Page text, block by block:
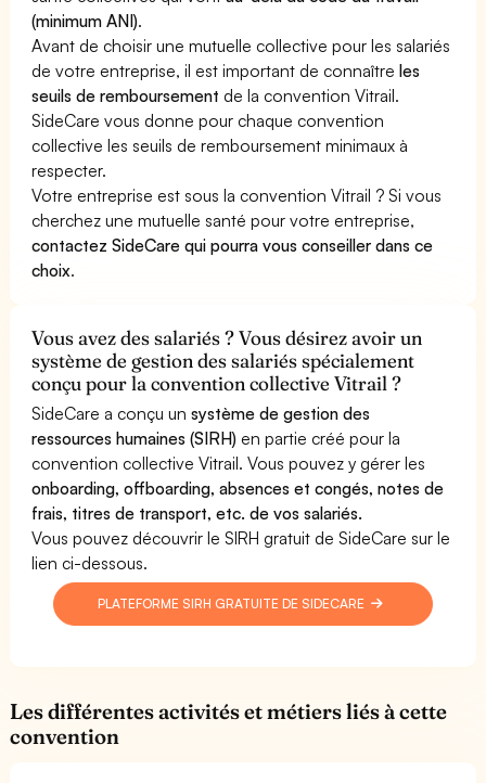
(minimum ANI).
Avant de choisir une mutuelle collective pour les salariés
de votre entreprise, il est important de connaîtreles
seuils de remboursement de la convention Vitrail.
SideCare vous donne pour chaque convention
collective les seuils de remboursement minimaux à
respecter.
Votre entreprise est sous la convention Vitrail ? Si vous
cherchez une mutuelle santé pour votre entreprise,
contactez SideCare qui pourra vous conseiller dans ce
choix.
Vous avez des salariés ? Vous désirez avoir un
système de gestion des salariés spécialement
conçu pour la convention collective Vitrail ?
SideCare a conçu unsystème de gestion des
ressources humaines (SIRH) en partie créé pour la
convention collective Vitrail. Vous pouvez y gérer les
onboarding, offboarding, absences et congés, notes de
frais, titres de transport, etc. de vos salariés.
Vous pouvez découvrir le SIRH gratuit de SideCare sur le
lien ci-dessous.
PLATEFORME SIRH GRATUITE DE SIDECARE
Les différentes activités et métiers liés à cette
convention